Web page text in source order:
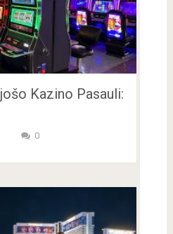
Kazino Pasauli:
0